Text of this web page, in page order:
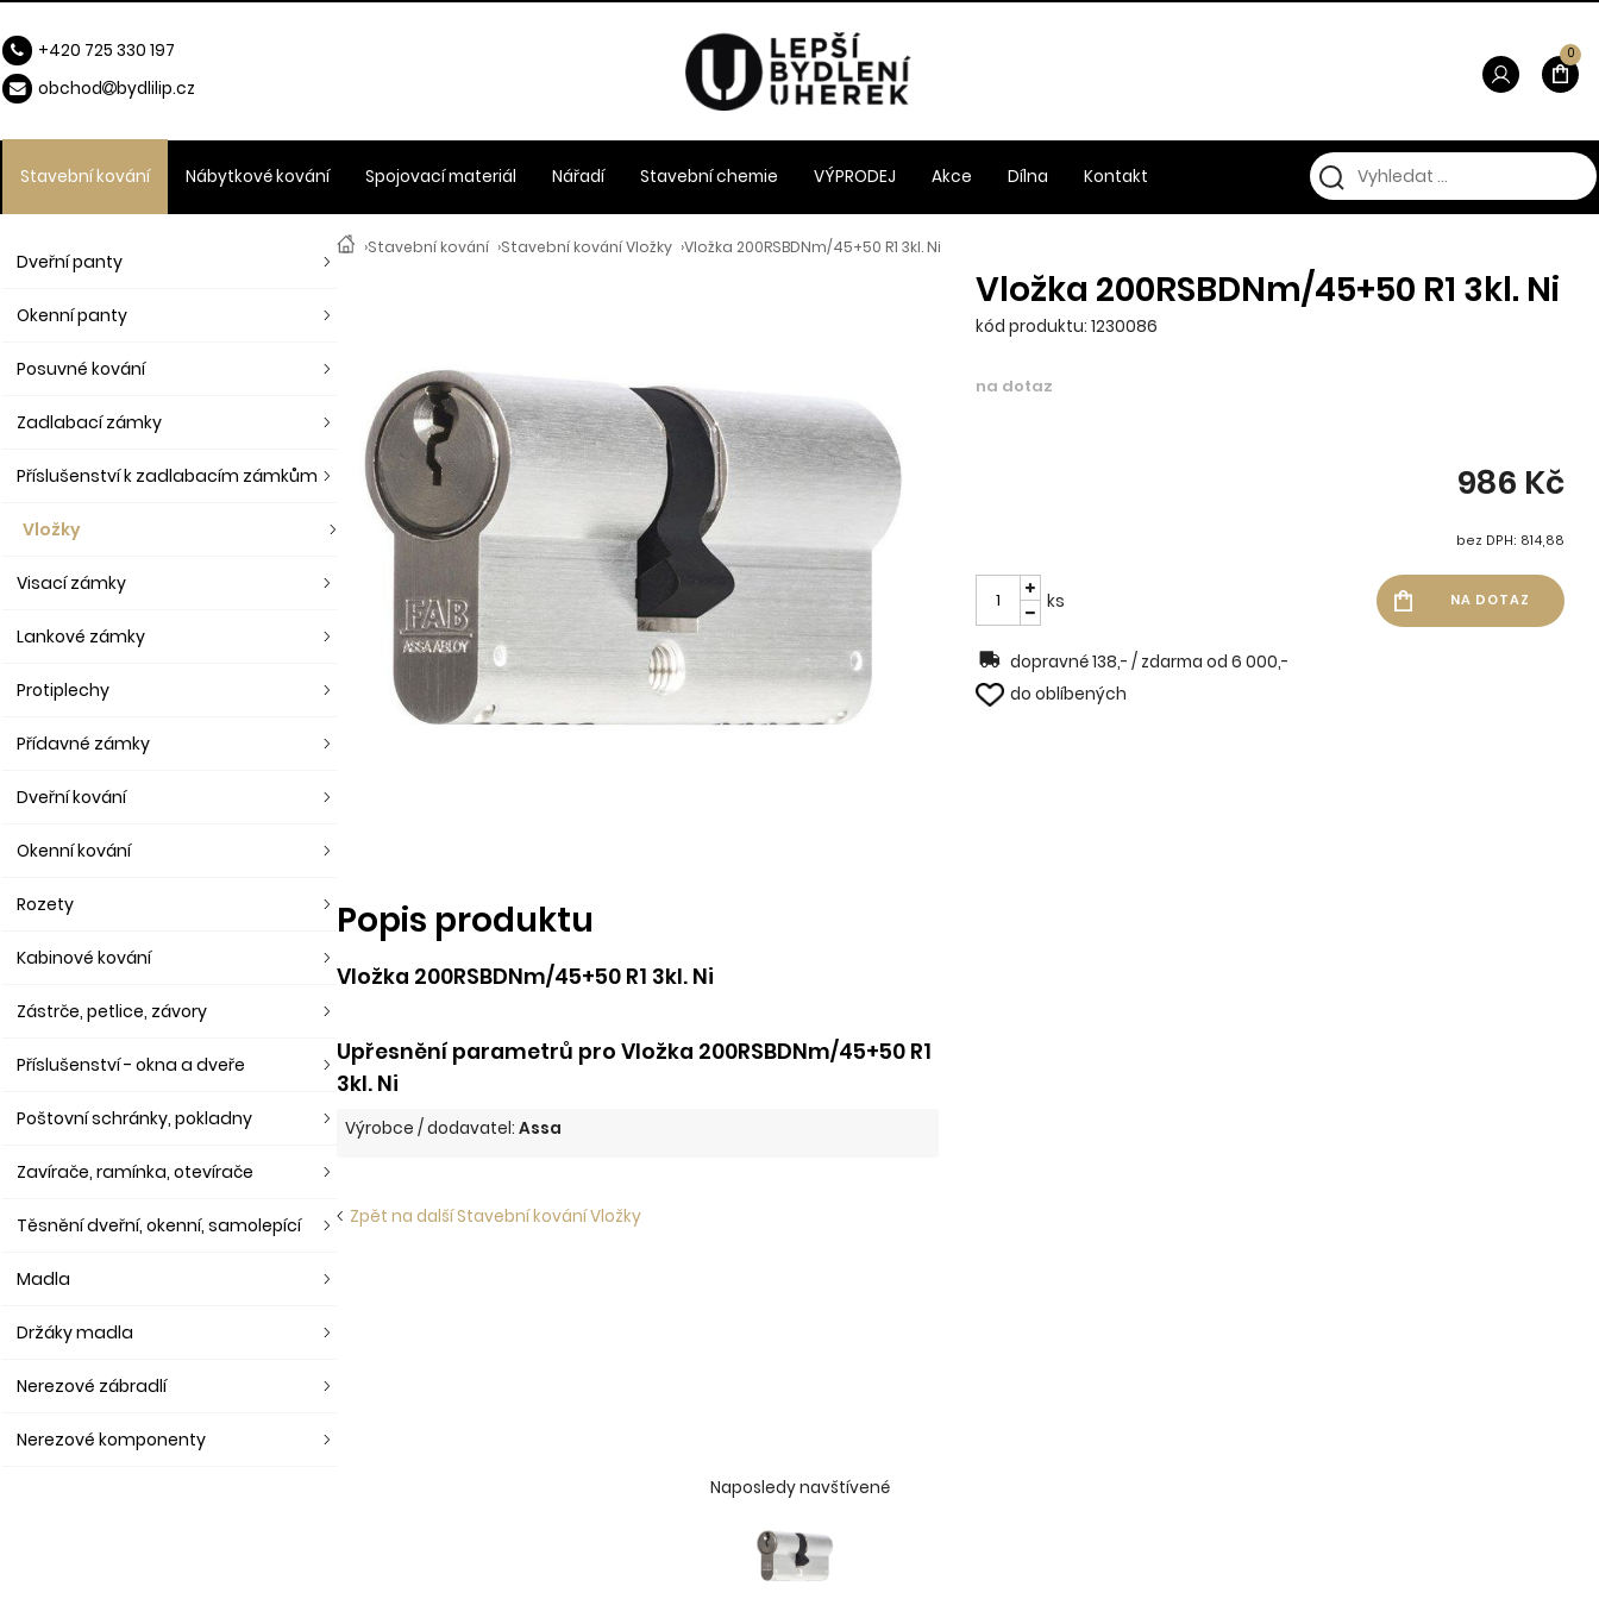
›Stavební kování ›Stavební kování Vložky ›Vložka 200RSBDNm/45+50 R1 3kl. Ni
Vložka 200RSBDNm/45+50 R1 3kl. Ni
kód produktu: 1230086
na dotaz
986 Kč
bez DPH: 814,88
ks
dopravné 138,- / zdarma od 6 000,-
do oblíbených
Popis produktu
Vložka 200RSBDNm/45+50 R1 3kl. Ni
Upřesnění parametrů pro Vložka 200RSBDNm/45+50 R1
3kl. Ni
Výrobce / dodavatel:Assa
Zpět na další Stavební kování Vložky
Dveřní panty
Okenní panty
Posuvné kování
Zadlabací zámky
Příslušenství k zadlabacím zámkům
Vložky
Visací zámky
Lankové zámky
Protiplechy
Přídavné zámky
Dveřní kování
Okenní kování
Rozety
Kabinové kování
Zástrče, petlice, závory
Příslušenství - okna a dveře
Poštovní schránky, pokladny
Zavírače, ramínka, otevírače
Těsnění dveřní, okenní, samolepící
Madla
Držáky madla
Nerezové zábradlí
Nerezové komponenty
Stavební kování Nábytkové kování Spojovací materiál Nářadí Stavební chemie VÝPRODEJ Akce Dílna Kontakt
0
+420 725 330 197
obchod
bydlilip.cz
Naposledy navštívené